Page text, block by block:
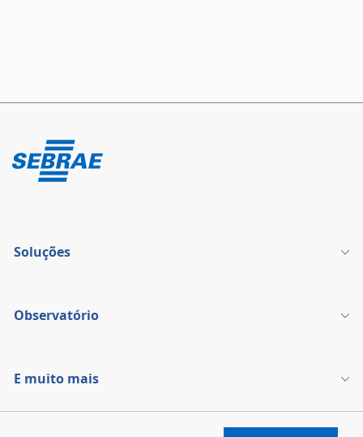
Soluções
Observatório
E muito mais